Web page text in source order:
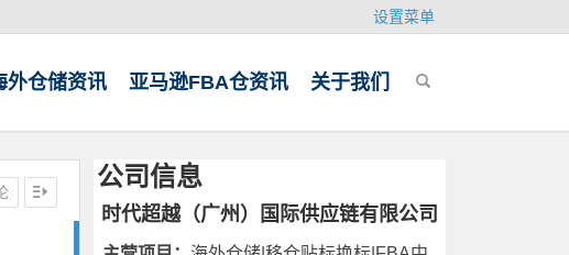
设置菜单
外仓储资讯 亚马逊FBA仓资讯 关于我们
公司信息
时代超越（广州）国际供应链有限公司